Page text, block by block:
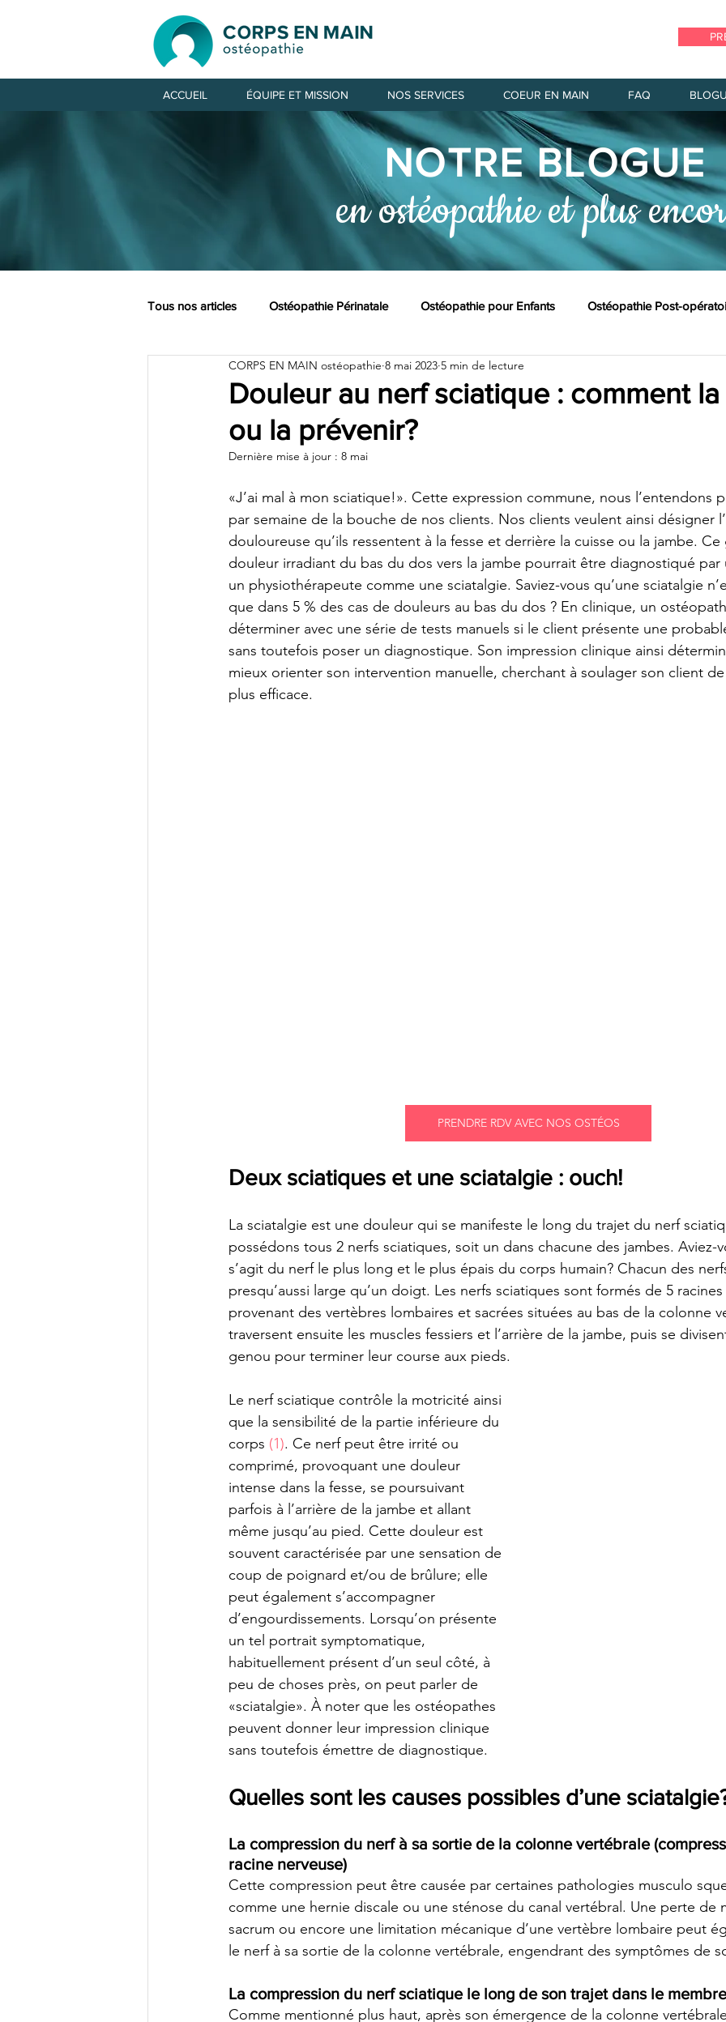
ACCUEIL ÉQUIPE ET MISSION NOS SERVICES COEUR EN MAIN FAQ
NOTRE BLOGUE
en ostéopathie et plus
Tous nos articles Ostéopathie Périnatale Ostéopathie pour Enfants Ostéopathie Post-
Ostéopathie Sportive Ostéopathie pour tous Ostéopathie et Posture
Tous nos articles Ostéopathie et danse
Douleur au nerf sciatique : comment
ou la prévenir?
CORPS EN MAIN ostéopathie 8 mai 2023 5 min de lecture
Dernière mise à jour : 8 mai
«J’ai mal à mon sciatique!». Cette expression commune, nous l’entendons
par semaine de la bouche de nos clients. Nos clients veulent ainsi désigner
douloureuse qu’ils ressentent à la fesse et derrière la cuisse ou la jambe.
douleur irradiant du bas du dos vers la jambe pourrait être diagnostiqué
un physiothérapeute comme une sciatalgie. Saviez-vous qu’une sciatalgie
que dans 5 % des cas de douleurs au bas du dos ? En clinique, un
déterminer avec une série de tests manuels si le client présente une
sans toutefois poser un diagnostique. Son impression clinique ainsi
mieux orienter son intervention manuelle, cherchant à soulager son client
plus efficace.
PRENDRE RDV AVEC NOS OSTÉOS
Deux sciatiques et une sciatalgie : ouch!
La sciatalgie est une douleur qui se manifeste le long du trajet du nerf
possédons tous 2 nerfs sciatiques, soit un dans chacune des jambes. Aviez-
s’agit du nerf le plus long et le plus épais du corps humain? Chacun des
presqu’aussi large qu’un doigt. Les nerfs sciatiques sont formés de 5
provenant des vertèbres lombaires et sacrées situées au bas de la colonne
traversent ensuite les muscles fessiers et l’arrière de la jambe, puis se
genou pour terminer leur course aux pieds.
Le nerf sciatique contrôle la motricité ainsi
que la sensibilité de la partie inférieure du
corps (1). Ce nerf peut être irrité ou
comprimé, provoquant une douleur
intense dans la fesse, se poursuivant
parfois à l’arrière de la jambe et allant
même jusqu’au pied. Cette douleur est
souvent caractérisée par une sensation de
coup de poignard et/ou de brûlure; elle
peut également s’accompagner
d’engourdissements. Lorsqu’on présente
un tel portrait symptomatique,
habituellement présent d’un seul côté, à
peu de choses près, on peut parler de
«sciatalgie». À noter que les ostéopathes
peuvent donner leur impression clinique
sans toutefois émettre de diagnostique.
Quelles sont les causes possibles d’une
La compression du nerf à sa sortie de la colonne vertébrale
racine nerveuse)
Cette compression peut être causée par certaines pathologies musculo
comme une hernie discale ou une sténose du canal vertébral. Une perte
sacrum ou encore une limitation mécanique d’une vertèbre lombaire peut
le nerf à sa sortie de la colonne vertébrale, engendrant des symptômes de
La compression du nerf sciatique le long de son trajet dans le
Comme mentionné plus haut, après son émergence de la colonne